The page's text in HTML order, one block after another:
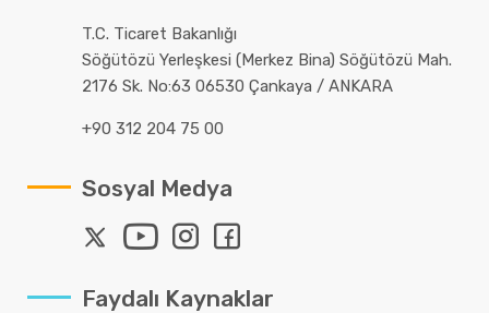
T.C. Ticaret Bakanlığı
Söğütözü Yerleşkesi (Merkez Bina) Söğütözü Mah.
2176 Sk. No:63 06530 Çankaya / ANKARA
+90 312 204 75 00
Sosyal Medya
Faydalı Kaynaklar